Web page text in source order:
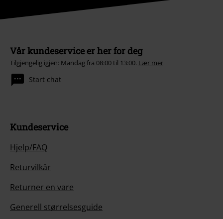
Vår kundeservice er her for deg
Tilgjengelig igjen: Mandag fra 08:00 til 13:00. Lær mer
Start chat
Kundeservice
Hjelp/FAQ
Returvilkår
Returner en vare
Generell størrelsesguide